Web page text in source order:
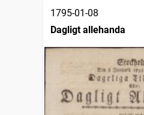
1795-01-08
Dagligt allehanda